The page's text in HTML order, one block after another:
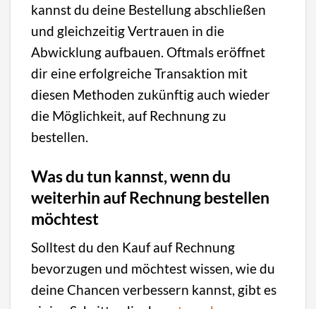
kannst du deine Bestellung abschließen
und gleichzeitig Vertrauen in die
Abwicklung aufbauen. Oftmals eröffnet
dir eine erfolgreiche Transaktion mit
diesen Methoden zukünftig auch wieder
die Möglichkeit, auf Rechnung zu
bestellen.
Was du tun kannst, wenn du
weiterhin auf Rechnung bestellen
möchtest
Solltest du den Kauf auf Rechnung
bevorzugen und möchtest wissen, wie du
deine Chancen verbessern kannst, gibt es